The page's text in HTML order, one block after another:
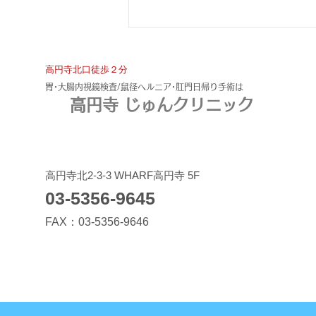
下血＝痔核とは限らない！大
腸癌早期発見の為に熟読を。
​高円寺北口徒歩２分
​胃･大腸内視鏡検査/鼠径ヘルニア･肛門日帰り手術は
高円寺 じゅんクリニック
​高円寺北2-3-3 WHARF高円寺 5F
03-5356-9645
FAX：03-5356-9646